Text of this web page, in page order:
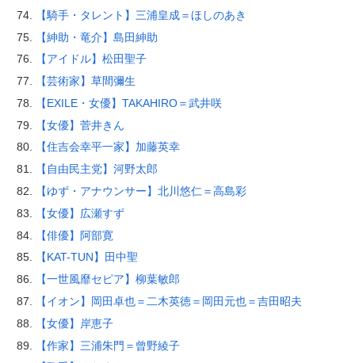
【騎手・タレント】三浦皇成＝ほしのあき
【紳助・竜介】島田紳助
【アイドル】松田聖子
【芸術家】草間彌生
【EXILE・女優】TAKAHIRO＝武井咲
【女優】菅井きん
【住吉会幸平一家】加藤英幸
【自由民主党】河野太郎
【ゆず・アナウンサー】北川悠仁＝高島彩
【女優】広瀬すず
【俳優】阿部寛
【KAT-TUN】田中聖
【一世風靡セピア】柳葉敏郎
【イオン】岡田卓也＝二木英徳＝岡田元也＝吉田昭夫
【女優】岸恵子
【作家】三浦朱門＝曾野綾子